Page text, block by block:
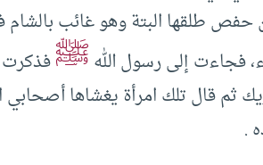
طلقها البتة وهو غائب بالشام
فجاءت إلى رسول اللهﷺ
ثم قال تلك امرأة يغشاها أصحابي
.